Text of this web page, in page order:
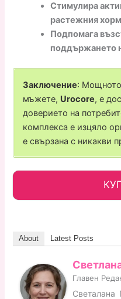
Стимулира
растежния
Подпомага
поддържането
Заключение: Мощното
мъжете, Urocore, е
доверието на
комплекса е изцяло
е свързана с никакви
About Latest Posts
Главен
Светалана